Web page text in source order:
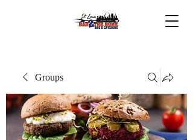
Groups